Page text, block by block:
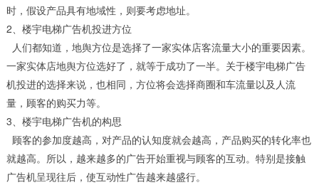
时，假设产品具有地域性，则要考虑地址。
2、楼宇电梯广告机投进方位
人们都知道，地舆方位是选择了一家实体店客流量大小的重要因素。
一家实体店地舆方位选好了，就等于成功了一半。关于楼宇电梯广告
机投进的选择来说，也相同，方位将会选择商圈和车流量以及人流
量，顾客的购买力等。
3、楼宇电梯广告机的构思
顾客的参加度越高，对产品的认知度就会越高，产品购买的转化率也
就越高。所以，越来越多的广告开始重视与顾客的互动。特别是接触
广告机呈现往后，使互动性广告越来越盛行。